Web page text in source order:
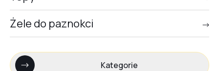
Żele do paznokci
Kategorie